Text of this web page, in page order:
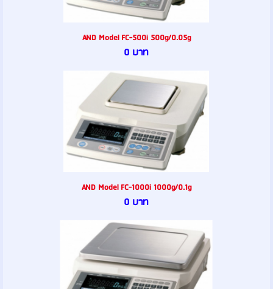
AND Model FC-500i 500g/0.05g
0 บาท
AND Model FC-1000i 1000g/0.1g
0 บาท